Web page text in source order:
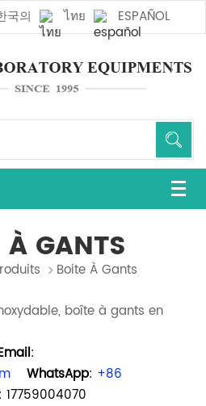
국의 ไทย ESPAÑOL
À GANTS
Boite À Gants
boîte à gants en
:
WhatsApp: +86
17759004070